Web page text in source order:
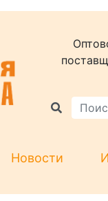
Новости